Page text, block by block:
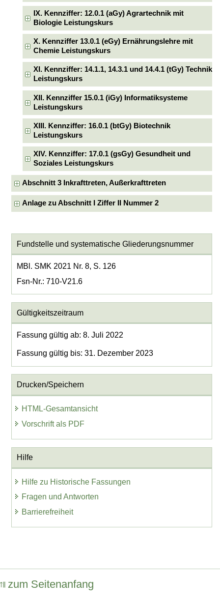
IX. Kennziffer: 12.0.1 (aGy) Agrartechnik mit
Biologie Leistungskurs
X. Kennziffer 13.0.1 (eGy) Ernährungslehre mit
Chemie Leistungskurs
XI. Kennziffer: 14.1.1, 14.3.1 und 14.4.1 (tGy) Technik
Leistungskurs
XII. Kennziffer 15.0.1 (iGy) Informatiksysteme
Leistungskurs
XIII. Kennziffer: 16.0.1 (btGy) Biotechnik
Leistungskurs
XIV. Kennziffer: 17.0.1 (gsGy) Gesundheit und
Soziales Leistungskurs
Abschnitt 3 Inkrafttreten, Außerkrafttreten
Anlage zu Abschnitt I Ziffer II Nummer 2
Fundstelle und systematische Gliederungsnummer
MBl. SMK 2021 Nr. 8, S. 126
Fsn-Nr.: 710-V21.6
Gültigkeitszeitraum
Fassung gültig ab: 8. Juli 2022
Fassung gültig bis: 31. Dezember 2023
Drucken/Speichern
HTML-Gesamtansicht
Vorschrift als PDF
Hilfe
Hilfe zu Historische Fassungen
Fragen und Antworten
Barrierefreiheit
zum Seitenanfang